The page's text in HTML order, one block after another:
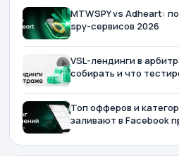
MTWSPY vs Adheart:
spy-сервисов 2026
VSL-лендинги в
собирать и что
Топ офферов и
заливают в Facebook